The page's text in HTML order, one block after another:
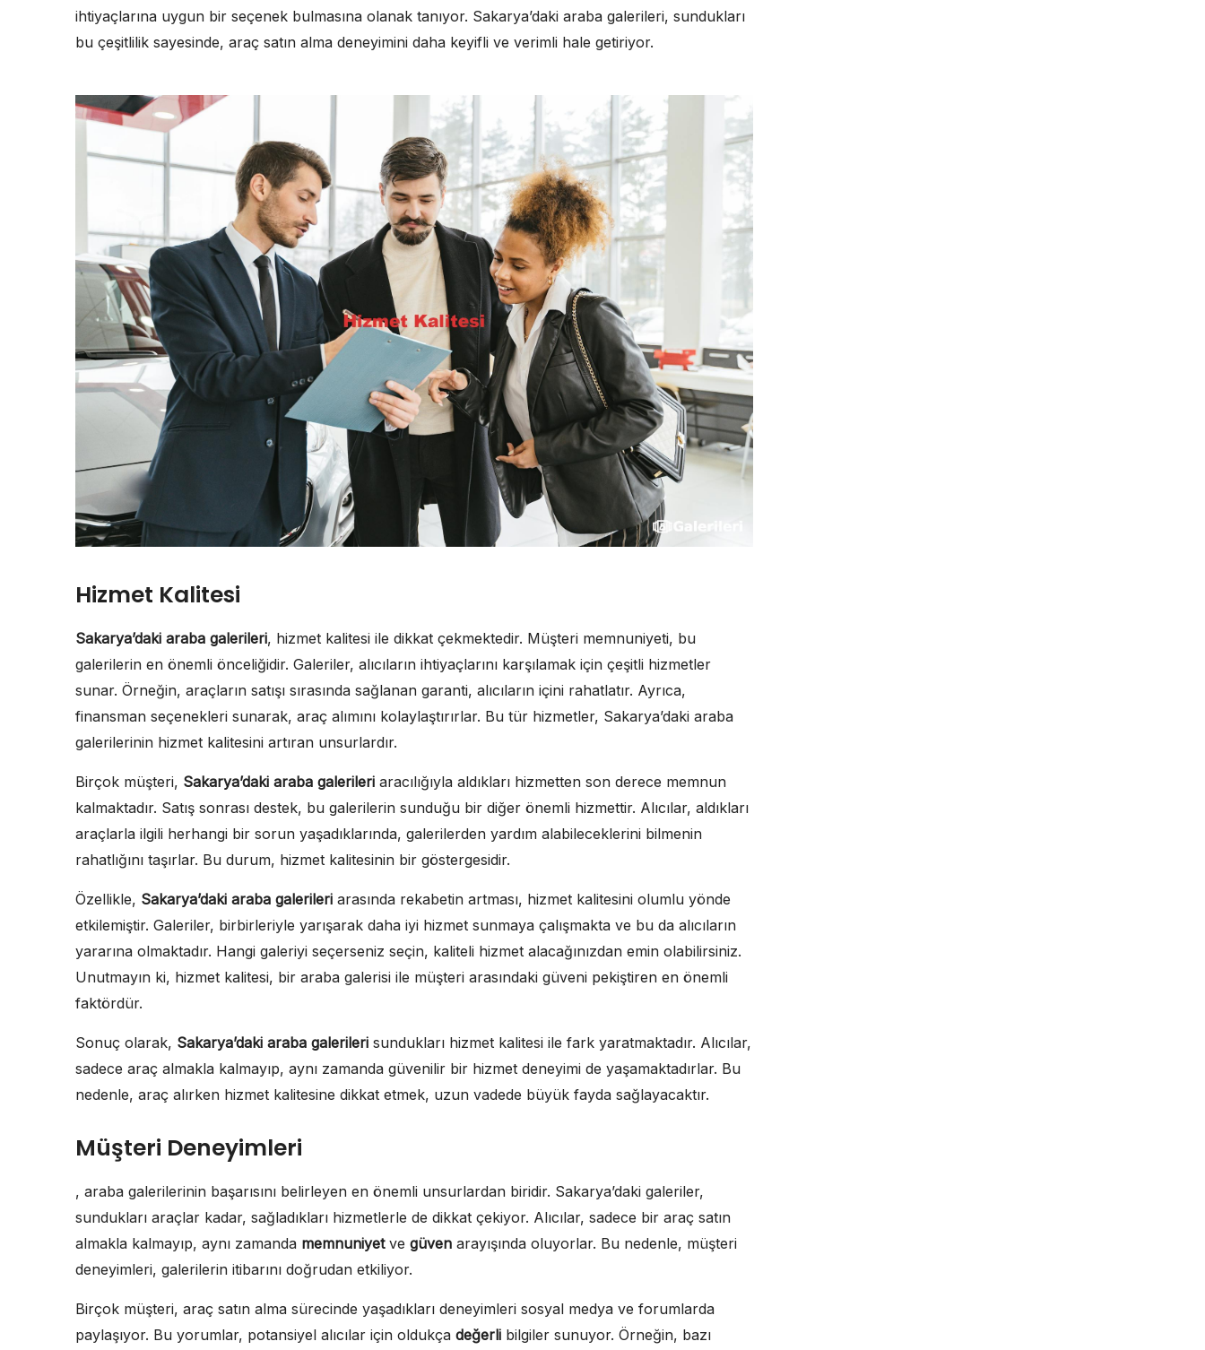
ihtiyaçlarına uygun bir seçenek bulmasına olanak tanıyor. Sakarya’daki araba galerileri, sundukları
bu çeşitlilik sayesinde, araç satın alma deneyimini daha keyifli ve verimli hale getiriyor.
Hizmet Kalitesi
Sakarya’daki araba galerileri, hizmet kalitesi ile dikkat çekmektedir. Müşteri memnuniyeti, bu
galerilerin en önemli önceliğidir. Galeriler, alıcıların ihtiyaçlarını karşılamak için çeşitli hizmetler
sunar. Örneğin, araçların satışı sırasında sağlanan garanti, alıcıların içini rahatlatır. Ayrıca,
finansman seçenekleri sunarak, araç alımını kolaylaştırırlar. Bu tür hizmetler, Sakarya’daki araba
galerilerinin hizmet kalitesini artıran unsurlardır.
Birçok müşteri, Sakarya’daki araba galerileri aracılığıyla aldıkları hizmetten son derece memnun
kalmaktadır. Satış sonrası destek, bu galerilerin sunduğu bir diğer önemli hizmettir. Alıcılar, aldıkları
araçlarla ilgili herhangi bir sorun yaşadıklarında, galerilerden yardım alabileceklerini bilmenin
rahatlığını taşırlar. Bu durum, hizmet kalitesinin bir göstergesidir.
Özellikle, Sakarya’daki araba galerileri arasında rekabetin artması, hizmet kalitesini olumlu yönde
etkilemiştir. Galeriler, birbirleriyle yarışarak daha iyi hizmet sunmaya çalışmakta ve bu da alıcıların
yararına olmaktadır. Hangi galeriyi seçerseniz seçin, kaliteli hizmet alacağınızdan emin olabilirsiniz.
Unutmayın ki, hizmet kalitesi, bir araba galerisi ile müşteri arasındaki güveni pekiştiren en önemli
faktördür.
Sonuç olarak, Sakarya’daki araba galerileri sundukları hizmet kalitesi ile fark yaratmaktadır. Alıcılar,
sadece araç almakla kalmayıp, aynı zamanda güvenilir bir hizmet deneyimi de yaşamaktadırlar. Bu
nedenle, araç alırken hizmet kalitesine dikkat etmek, uzun vadede büyük fayda sağlayacaktır.
Müşteri Deneyimleri
, araba galerilerinin başarısını belirleyen en önemli unsurlardan biridir. Sakarya’daki galeriler,
sundukları araçlar kadar, sağladıkları hizmetlerle de dikkat çekiyor. Alıcılar, sadece bir araç satın
almakla kalmayıp, aynı zamanda memnuniyetve güven arayışında oluyorlar. Bu nedenle, müşteri
deneyimleri, galerilerin itibarını doğrudan etkiliyor.
Birçok müşteri, araç satın alma sürecinde yaşadıkları deneyimleri sosyal medya ve forumlarda
paylaşıyor. Bu yorumlar, potansiyel alıcılar için oldukça değerli bilgiler sunuyor. Örneğin, bazı